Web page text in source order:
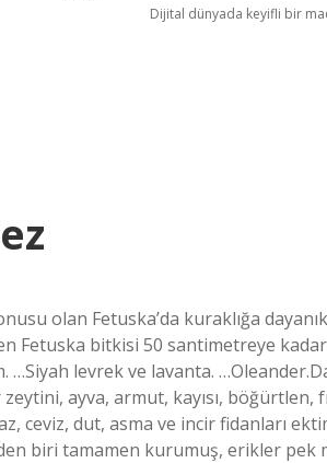
Dijital dünyada keyifli bir
olan Fetuska’da kuraklığa
Fetuska bitkisi 50 santimetreye
levrek ve lavanta.
ayva, armut, kayısı, böğürtlen,
ceviz, dut, asma ve incir fidanları
biri tamamen kurumuş, erikler